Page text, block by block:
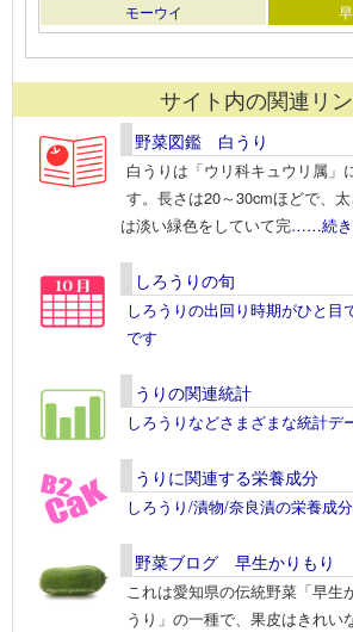
モーウイ
サイト内の関連リ
野菜図鑑 白うり
白うりは「ウリ科キュウリ属」
す。長さは20～30cmほどで、
は淡い緑色をしていて完……続き
しろうりの旬
しろうりの出回り時期がひと目
です
うりの関連統計
しろうりなどさまざまな統計デ
うりに関連する栄養成分
しろうり/漬物/奈良漬の栄養成
野菜ブログ 早生かりもり
これは愛知県の伝統野菜「早生
うり」の一種で、果皮はきれい